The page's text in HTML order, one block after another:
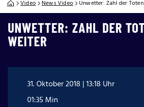
Video News Video Unwetter: Zahl der
UNWETTER: ZAHL DER
WEITER
31. Oktober 2018 | 13:18 Uhr
01:35 Min